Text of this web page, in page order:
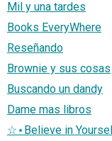
Mil y una tardes
Books EveryWhere
Reseñando
Brownie y sus cosas
Buscando un dandy
Dame mas libros
☆⋆Believe in